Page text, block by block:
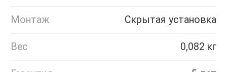
Монтаж Скрытая установка
Вес 0,082 кг